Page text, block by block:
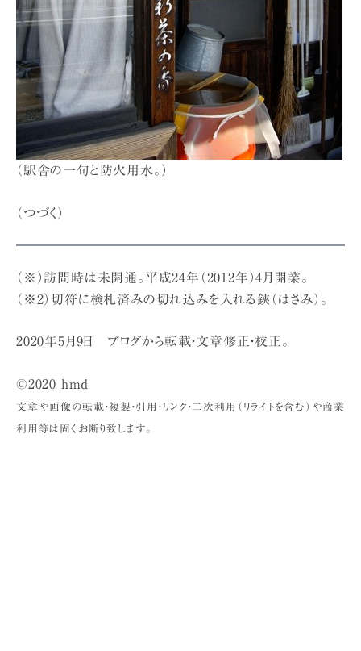
（駅舎の一句と防火用水。）
（つづく）
（※）訪問時は未開通。平成24年（2012年）4月開業。
（※2）切符に検札済みの切れ込みを入れる鋏（はさみ）。
2020年5月9日 ブログから転載・文章修正・校正。
©2020 hmd
文章や画像の転載・複製・引用・リンク・二次利用（リライトを含む）や商業
利用等は固くお断り致します。